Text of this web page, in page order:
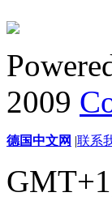
2009
德国中文网 |联系